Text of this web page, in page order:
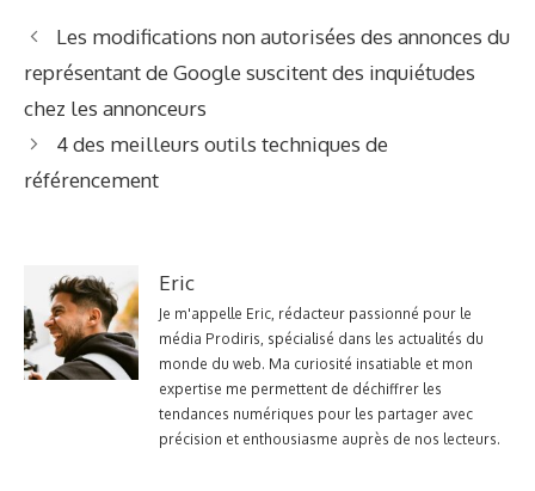
Les modifications non autorisées des annonces du
représentant de Google suscitent des inquiétudes
chez les annonceurs
4 des meilleurs outils techniques de
référencement
Eric
Je m'appelle Eric, rédacteur passionné pour le
média Prodiris, spécialisé dans les actualités du
monde du web. Ma curiosité insatiable et mon
expertise me permettent de déchiffrer les
tendances numériques pour les partager avec
précision et enthousiasme auprès de nos lecteurs.